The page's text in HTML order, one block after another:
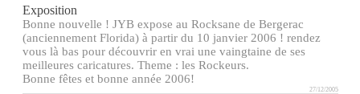
Exposition
Bonne nouvelle ! JYB expose au Rocksane de Bergerac
(anciennement Florida) à partir du 10 janvier 2006 ! rendez
vous là bas pour découvrir en vrai une vaingtaine de ses
meilleures caricatures. Theme : les Rockeurs.
Bonne fêtes et bonne année 2006!
27/12/2005